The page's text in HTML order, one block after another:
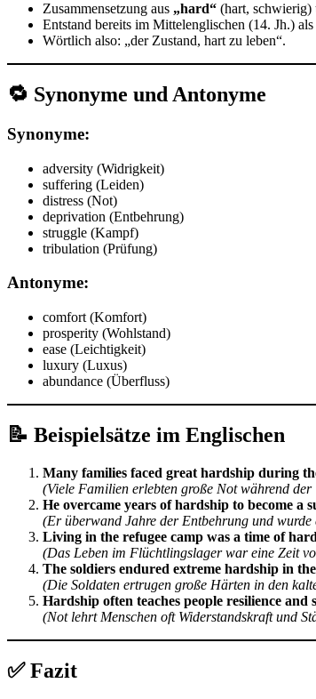
Zusammensetzung aus „hard“ (hart, schwierig)
Entstand bereits im Mittelenglischen (14. Jh.)
Wörtlich also: „der Zustand, hart zu leben“.
🔁 Synonyme und Antonyme
Synonyme:
adversity (Widrigkeit)
suffering (Leiden)
distress (Not)
deprivation (Entbehrung)
struggle (Kampf)
tribulation (Prüfung)
Antonyme:
comfort (Komfort)
prosperity (Wohlstand)
ease (Leichtigkeit)
luxury (Luxus)
abundance (Überfluss)
📝 Beispielsätze im Englischen
Many families faced great hardship during
(Viele Familien erlebten große Not während der
He overcame years of hardship to become a
(Er überwand Jahre der Entbehrung und
Living in the refugee camp was a time of
(Das Leben im Flüchtlingslager war eine Zeit
The soldiers endured extreme hardship in
(Die Soldaten ertrugen große Härten in den
Hardship often teaches people resilience and
(Not lehrt Menschen oft Widerstandskraft und
✅Fazit